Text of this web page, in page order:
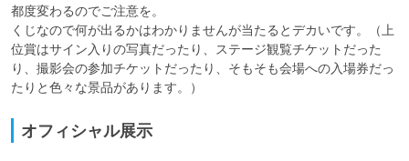
都度変わるのでご注意を。
くじなので何が出るかはわかりませんが当たるとデカいです。（上
位賞はサイン入りの写真だったり、ステージ観覧チケットだった
り、撮影会の参加チケットだったり、そもそも会場への入場券だっ
たりと色々な景品があります。）
オフィシャル展示